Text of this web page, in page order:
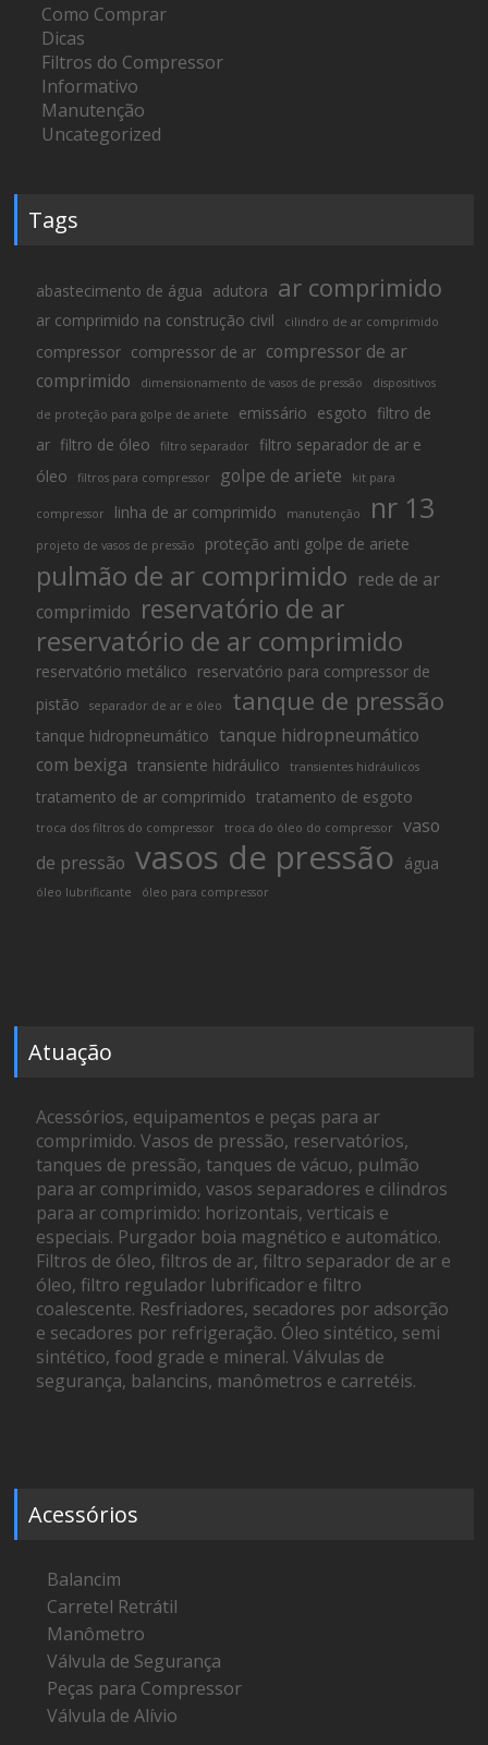
Como Comprar
Dicas
Filtros do Compressor
Informativo
Manutenção
Uncategorized
Tags
abastecimento de água adutora ar comprimido
ar comprimido na construção civil cilindro de ar comprimido
compressor compressor de ar compressor de ar
comprimido
dimensionamento de vasos de pressão dispositivos
de proteção para golpe de ariete emissário esgoto filtro de
ar filtro de óleo filtro separador
filtro separador de ar e
óleo
filtros para compressor golpe de ariete kit para
compressor linha de ar comprimido manutenção nr 13
projeto de vasos de pressão proteção anti golpe de ariete
pulmão de ar comprimido rede de ar
comprimido reservatório de ar
reservatório de ar comprimido
reservatório metálico reservatório para compressor de
pistão
separador de ar e óleo tanque de pressão
tanque hidropneumático tanque hidropneumático
com bexiga transiente hidráulico transientes hidráulicos
tratamento de ar comprimido tratamento de esgoto
troca dos filtros do compressor troca do óleo do compressor
vaso
de pressão vasos de pressão água
óleo lubrificante óleo para compressor
Atuação
Acessórios, equipamentos e peças para ar
comprimido. Vasos de pressão, reservatórios,
tanques de pressão, tanques de vácuo, pulmão
para ar comprimido, vasos separadores e cilindros
para ar comprimido: horizontais, verticais e
especiais. Purgador boia magnético e automático.
Filtros de óleo, filtros de ar, filtro separador de ar e
óleo, filtro regulador lubrificador e filtro
coalescente. Resfriadores, secadores por adsorção
e secadores por refrigeração. Óleo sintético, semi
sintético, food grade e mineral. Válvulas de
segurança, balancins, manômetros e carretéis.
Acessórios
Balancim
Carretel Retrátil
Manômetro
Válvula de Segurança
Peças para Compressor
Válvula de Alívio